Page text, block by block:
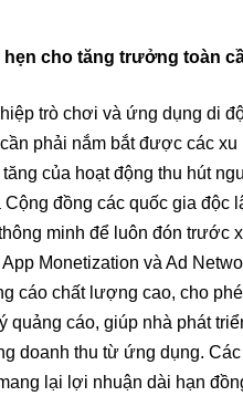
cho tăng trưởng toàn
trò chơi và ứng dụng di
phải nắm bắt được các
của hoạt động thu hút
đồng các quốc gia độc
minh để luôn đón trước
Monetization và Ad
cáo chất lượng cao, cho
quảng cáo, giúp nhà phát
doanh thu từ ứng dụng.
lại lợi nhuận dài hạn